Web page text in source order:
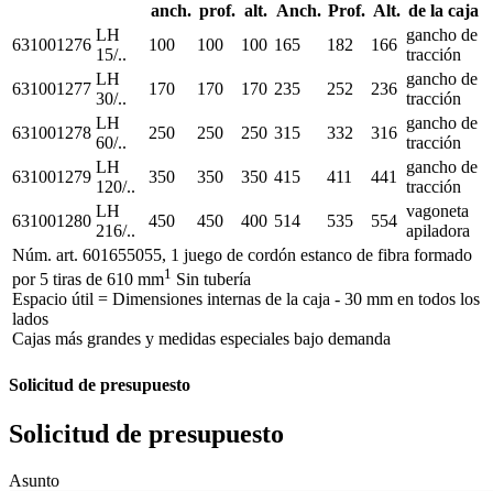
anch. prof. alt. Anch. Prof. Alt. de la caja
631001276
LH
15/..
100 100 100 165 182 166
gancho de
tracción
631001277
LH
30/..
170 170 170 235 252 236
gancho de
tracción
631001278
LH
60/..
250 250 250 315 332 316
gancho de
tracción
631001279
LH
120/..
350 350 350 415 411 441
gancho de
tracción
631001280
LH
216/..
450 450 400 514 535 554
vagoneta
apiladora
Núm. art. 601655055, 1 juego de cordón estanco de fibra formado
por 5 tiras de 610 mm1 Sin tubería
Espacio útil = Dimensiones internas de la caja - 30 mm en todos los
lados
Cajas más grandes y medidas especiales bajo demanda
Solicitud de presupuesto
Solicitud de presupuesto
Asunto